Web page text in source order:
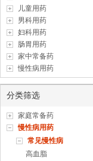
儿童用药
男科用药
妇科用药
肠胃用药
家中常备药
慢性病用药
分类筛选
家庭常备药
慢性病用药
常见慢性病
高血脂